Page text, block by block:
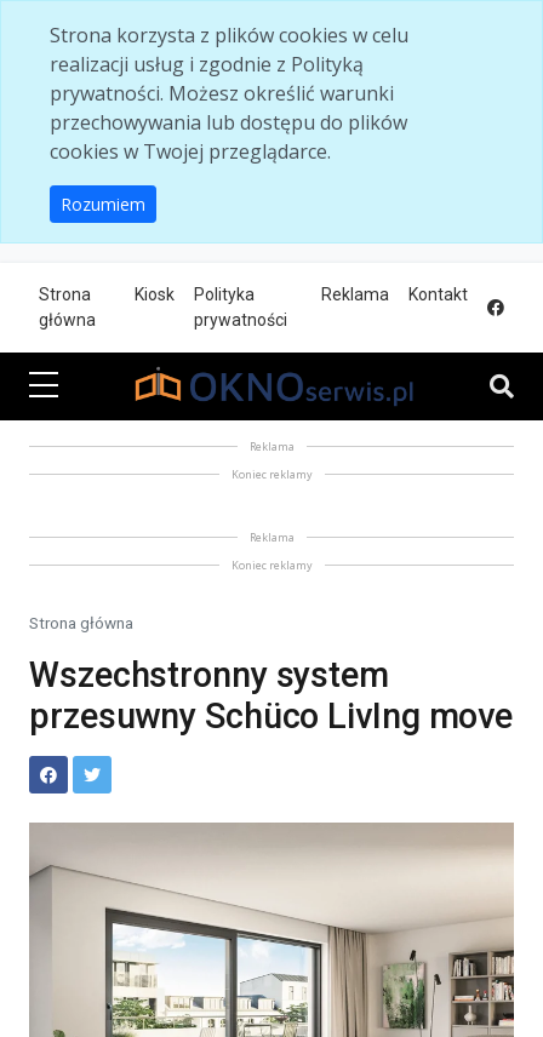
Strona korzysta z plików cookies w celu
realizacji usług i zgodnie z Polityką
prywatności. Możesz określić warunki
przechowywania lub dostępu do plików
cookies w Twojej przeglądarce.
Rozumiem
Strona
główna
Kiosk
Polityka
prywatności
Reklama Kontakt
Reklama
Koniec reklamy
Reklama
Koniec reklamy
Strona główna
Wszechstronny system
przesuwny Schüco LivIng move